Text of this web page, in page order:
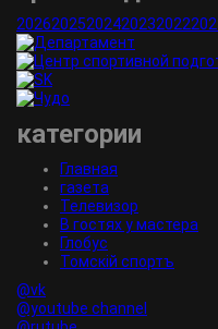
20262025202420232022
категории
Главная
газета
Телевизор
В гостях у мастера
Глобус
Томскiй спортъ
@vk
@youtube channel